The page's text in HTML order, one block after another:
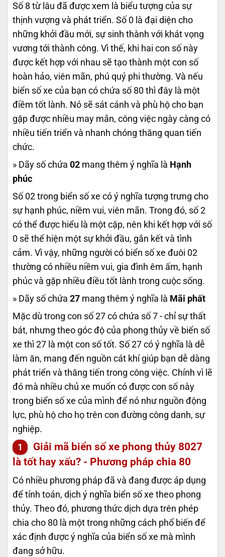
Số 8 từ lâu đã được xem là biểu tượng của sự
thịnh vượng và phát triển. Số 0 là đại diện cho
những khởi đầu mới, sự sinh thành với khát vọng
vương tới thành công. Vì thế, khi hai con số này
được kết hợp với nhau sẽ tạo thành một con số
hoàn hảo, viên mãn, phú quý phi thường. Và nếu
biển số xe của bạn có chứa số 80 thì đây là một
điềm tốt lành. Nó sẽ sát cánh và phù hộ cho bạn
gặp được nhiều may mắn, công việc ngày càng có
nhiều tiến triển và nhanh chóng thăng quan tiến
chức.
» Dãy số chứa 02 mang thêm ý nghĩa là Hạnh
phúc
Số 02 trong biển số xe có ý nghĩa tượng trưng cho
sự hạnh phúc, niềm vui, viên mãn. Trong đó, số 2
có thể được hiểu là một cặp, nên khi kết hợp với số
0 sẽ thể hiện một sự khởi đầu, gắn kết và tình
cảm. Vì vậy, những người có biển số xe đuôi 02
thường có nhiều niềm vui, gia đình êm ấm, hạnh
phúc và gặp nhiều điều tốt lành trong cuộc sống.
» Dãy số chứa 27 mang thêm ý nghĩa là Mãi phất
Mặc dù trong con số 27 có chứa số 7 - chỉ sự thất
bát, nhưng theo góc độ của phong thủy về biển số
xe thì 27 là một con số tốt. Số 27 có ý nghĩa là dễ
làm ăn, mang đến nguồn cát khí giúp bạn dễ dàng
phát triển và thăng tiến trong công việc. Chính vì lẽ
đó mà nhiều chủ xe muốn có được con số này
trong biển số xe của mình để nó như nguồn động
lực, phù hộ cho họ trên con đường công danh, sự
nghiệp.
Giải mã biển số xe phong thủy 8027
là tốt hay xấu? - Phương pháp chia 80
Có nhiều phương pháp đã và đang được áp dụng
để tính toán, dịch ý nghĩa biển số xe theo phong
thủy. Theo đó, phương thức dịch dựa trên phép
chia cho 80 là một trong những cách phổ biến để
xác định được ý nghĩa của biển số xe mà mình
đang sở hữu.